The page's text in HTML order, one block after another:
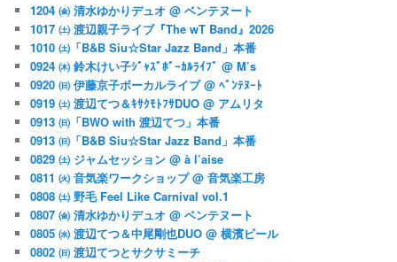
1204 ㈮ 清水ゆかりデュオ @ ベンテヌート
1017 ㈯ 渡辺親子ライブ『The wT Band』2026
1010 ㈯「B&B Siu☆Star Jazz Band」本番
0924 ㈭ 鈴木けい子ｼﾞｬｽﾞﾎﾞｰｶﾙﾗｲﾌﾞ @ M’s
0920 ㈰ 伊藤京子ボーカルライブ @ ﾍﾞﾝﾃﾇｰﾄ
0919 ㈯ 渡辺てつ＆ｷｻｸﾓﾄﾌｻDUO @ アムリタ
0913 ㈰「BWO with 渡辺てつ」本番
0913 ㈰「B&B Siu☆Star Jazz Band」本番
0829 ㈯ ジャムセッション @ à l’aise
0811 ㈫ 音気楽ワークショップ @ 音気楽工房
0808 ㈯ 野毛 Feel Like Carnival vol.1
0807 ㈮ 清水ゆかりデュオ @ ベンテヌート
0805 ㈬ 渡辺てつ＆中尾剛也DUO @ 横濱ビール
0802 ㈰ 渡辺てつとサクサミーチ